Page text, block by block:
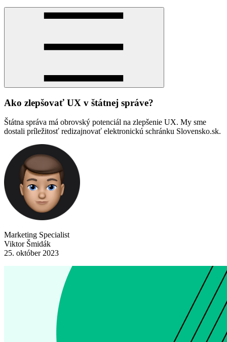
Ako zlepšovať UX v štátnej správe?
Štátna správa má obrovský potenciál na zlepšenie UX. My sme
dostali príležitosť redizajnovať elektronickú schránku Slovensko.sk.
Marketing Specialist
Viktor Šmidák
25. október 2023